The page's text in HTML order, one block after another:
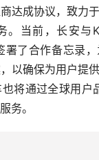
达成协议，致力
。当前，长安与
了合作备忘录
以确保为用户提
将通过全球用户
务。